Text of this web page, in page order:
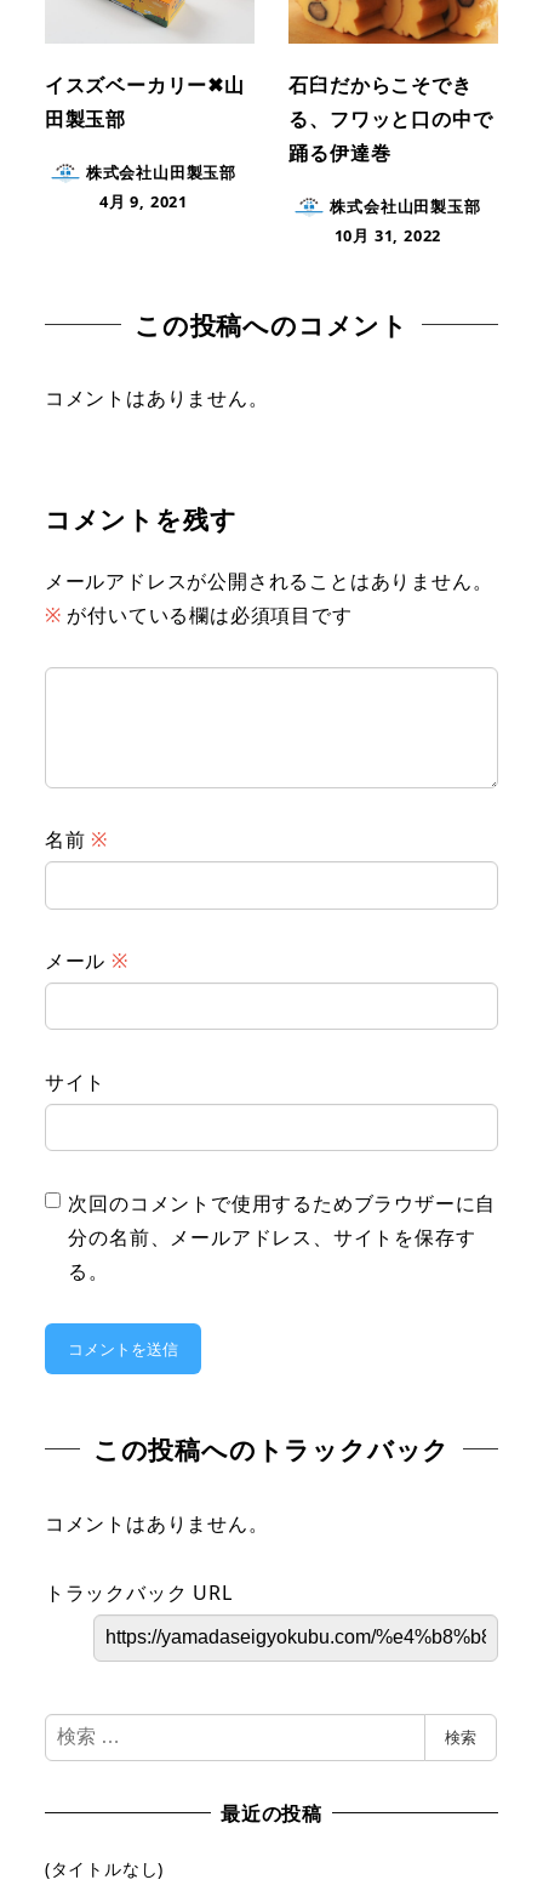
イスズベーカリー✖山
田製玉部
株式会社山田製玉部
4月 9, 2021
石臼だからこそでき
る、フワッと口の中で
踊る伊達巻
株式会社山田製玉部
10月 31, 2022
この投稿へのコメント
コメントはありません。
コメントを残す
メールアドレスが公開されることはありません。
※ が付いている欄は必須項目です
名前 ※
メール ※
サイト
次回のコメントで使用するためブラウザーに自
分の名前、メールアドレス、サイトを保存す
る。
この投稿へのトラックバック
コメントはありません。
トラックバック URL
検
索
検索
最近の投稿
(タイトルなし)